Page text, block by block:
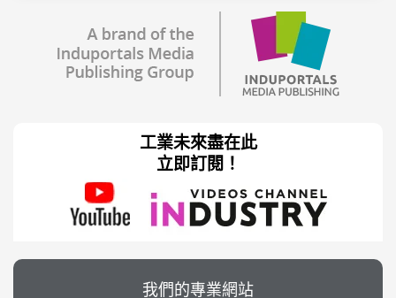
工業未來盡在此
立即訂閱！
我們的專業網站